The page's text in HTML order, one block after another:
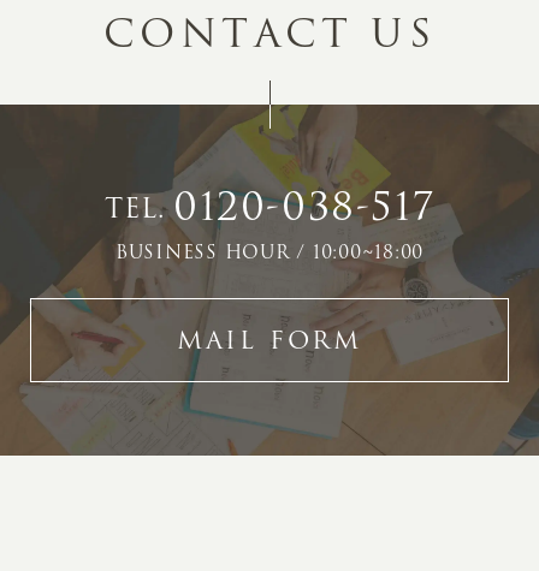
CONTACT US
TEL.0120-038-517
BUSINESS HOUR / 10:00~18:00
MAIL FORM